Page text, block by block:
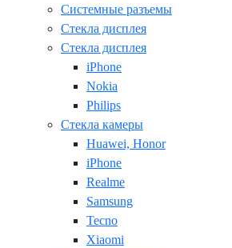
Системные разъемы
Стекла дисплея
Стекла дисплея
iPhone
Nokia
Philips
Стекла камеры
Huawei, Honor
iPhone
Realme
Samsung
Tecno
Xiaomi